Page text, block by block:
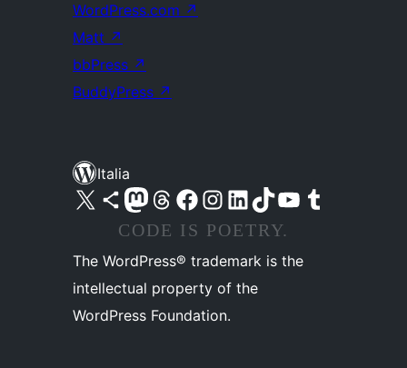
WordPress.com ↗
Matt ↗
bbPress ↗
BuddyPress ↗
Italia
Visita il nostro account X (ex Twitter)
Visita il nostro account Bluesky
Visita il nostro account Mastodon
Visita il nostro account Threads
Visita la nostra pagina Facebook
Visita il nostro account Instagram
Visita il nostro account LinkedIn
Visita il nostro account TikTok
Visita il nostro canale YouTube
Visita il nostro account Tumblr
CODE IS POETRY.
The WordPress® trademark is the
intellectual property of the
WordPress Foundation.